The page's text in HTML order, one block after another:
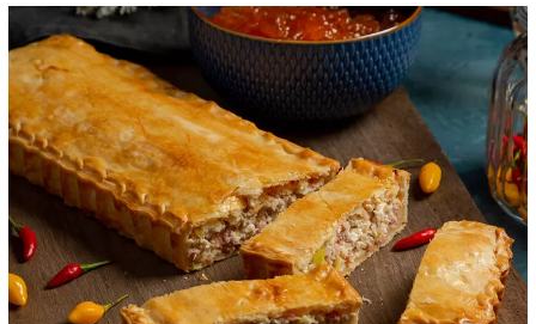
ONDE COMPRAR LOJAS AROSA
DISTRIBUIDORES E
REPRESENTANTES